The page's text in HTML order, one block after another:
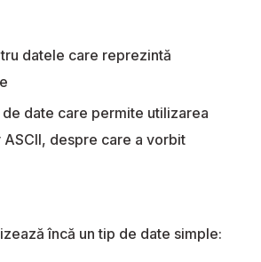
datele care reprezintă
de date care permite utilizarea
despre care a vorbit
încă un tip de date simple: